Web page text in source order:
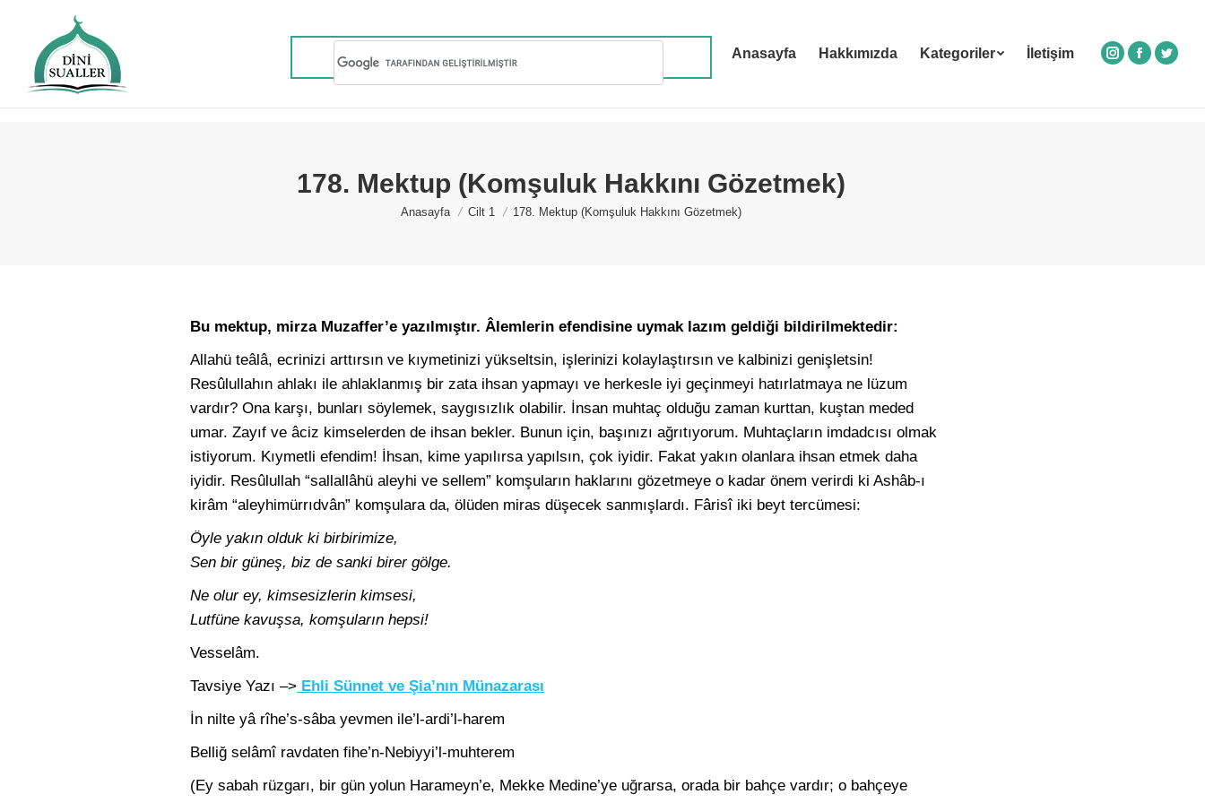
Anasayfa Hakkımızda Kategoriler İletişim
Instagram
Facebook
178. Mektup (Komşuluk Hakkını Gözetmek)
You are here:
Anasayfa Cilt 1 178. Mektup (Komşuluk Hakkını Gözetmek)
Bu mektup, mirza Muzaffer’e yazılmıştır. Âlemlerin efendisine uymak lazım geldiği bildirilmektedir:
Allahü teâlâ, ecrinizi arttırsın ve kıymetinizi yükseltsin, işlerinizi kolaylaştırsın ve kalbinizi genişletsin!
Resûlullahın ahlakı ile ahlaklanmış bir zata ihsan yapmayı ve herkesle iyi geçinmeyi hatırlatmaya ne lüzum
vardır? Ona karşı, bunları söylemek, saygısızlık olabilir. İnsan muhtaç olduğu zaman kurttan, kuştan meded
umar. Zayıf ve âciz kimselerden de ihsan bekler. Bunun için, başınızı ağrıtıyorum. Muhtaçların imdadcısı olmak
istiyorum. Kıymetli efendim! İhsan, kime yapılırsa yapılsın, çok iyidir. Fakat yakın olanlara ihsan etmek daha
iyidir. Resûlullah “sallallâhü aleyhi ve sellem” komşuların haklarını gözetmeye o kadar önem verirdi ki Ashâb-ı
kirâm “aleyhimürrıdvân” komşulara da, ölüden miras düşecek sanmışlardı. Fârisî iki beyt tercümesi:
Öyle yakın olduk ki birbirimize,
Sen bir güneş, biz de sanki birer gölge.
Ne olur ey, kimsesizlerin kimsesi,
Lutfüne kavuşsa, komşuların hepsi!
Vesselâm.
Tavsiye Yazı –> Ehli Sünnet ve Şia’nın Münazarası
İn nilte yâ rîhe’s-sâba yevmen ile’l-ardi’l-harem
Belliğ selâmî ravdaten fihe’n-Nebiyyi’l-muhterem
(Ey sabah rüzgarı, bir gün yolun Harameyn’e, Mekke Medine’ye uğrarsa, orada bir bahçe vardır; o bahçeye